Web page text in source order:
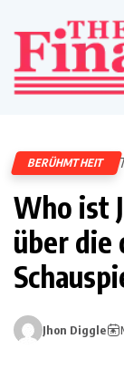
BERÜHMTHEIT
Who ist
über die
Jhon Diggle